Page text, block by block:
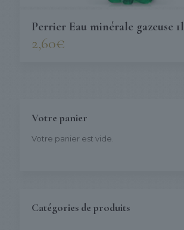
Perrier Eau minérale gazeuse 1l
2,60€
Votre panier
Votre panier est vide.
Catégories de produits